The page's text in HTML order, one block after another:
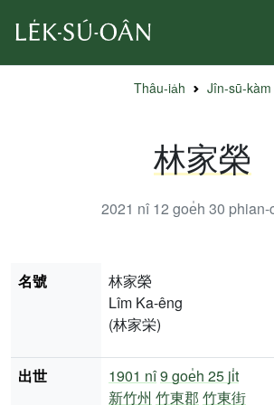
Thâu-ia̍h Jîn-sū-kàm
林家榮
2021 nî 12 goe̍h 30 phian-
名號
林家榮
Lîm Ka-êng
(林家栄)
出世 1901 nî9 goe̍h 25 ji̍t
新竹州 竹東郡 竹東街